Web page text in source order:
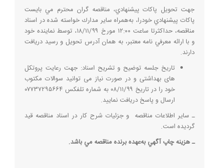
جهت تحويل پاكات پيشنهادي، ‌مناقصه گران محترم مي بايست
پاكات پيشنهادي خودرا، به‌همراه ساير مدارك خواسته شده در اسناد
مناقصه، حداكثرتا ساعت ۱۲:۰۰ مورخ ۱۸/۱۱/۹۹، توسط نماينده خود
و با ارائه معرفي نامه معتبر، به همان آدرس تحويل و رسيد دريافت
دارند.
تاريخ جلسه توضيح و تشريح اسناد: جهت رعایت پروتکل
های بهداشتی و در صورت نیاز می توانید سوالات مکتوب
خود را در تاریخ ۰۸/۱۱/۹۹ به شماره تلفکس ۰۷۷۳۷۲۹۵۶۶۴
ارسال و پاسخ دریافت نمایید.
ـ ساير اطلاعات مناقصه و جزئيات شرح كار در اسناد مناقصه قيد
گرديده است.
ـ‌ هزينه چاپ آگهي به‌عهده برنده مناقصه مي باشد.